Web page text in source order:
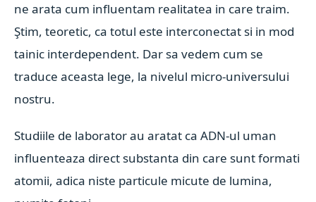
ne arata cum influentam realitatea in care traim.
Ştim, teoretic, ca totul este interconectat si in mod
tainic interdependent. Dar sa vedem cum se
traduce aceasta lege, la nivelul micro-universului
nostru.
Studiile de laborator au aratat ca ADN-ul uman
influenteaza direct substanta din care sunt formati
atomii, adica niste particule micute de lumina,